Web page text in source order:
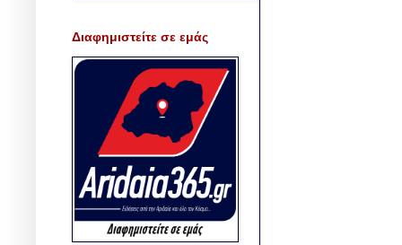
Διαφημιστείτε σε εμάς